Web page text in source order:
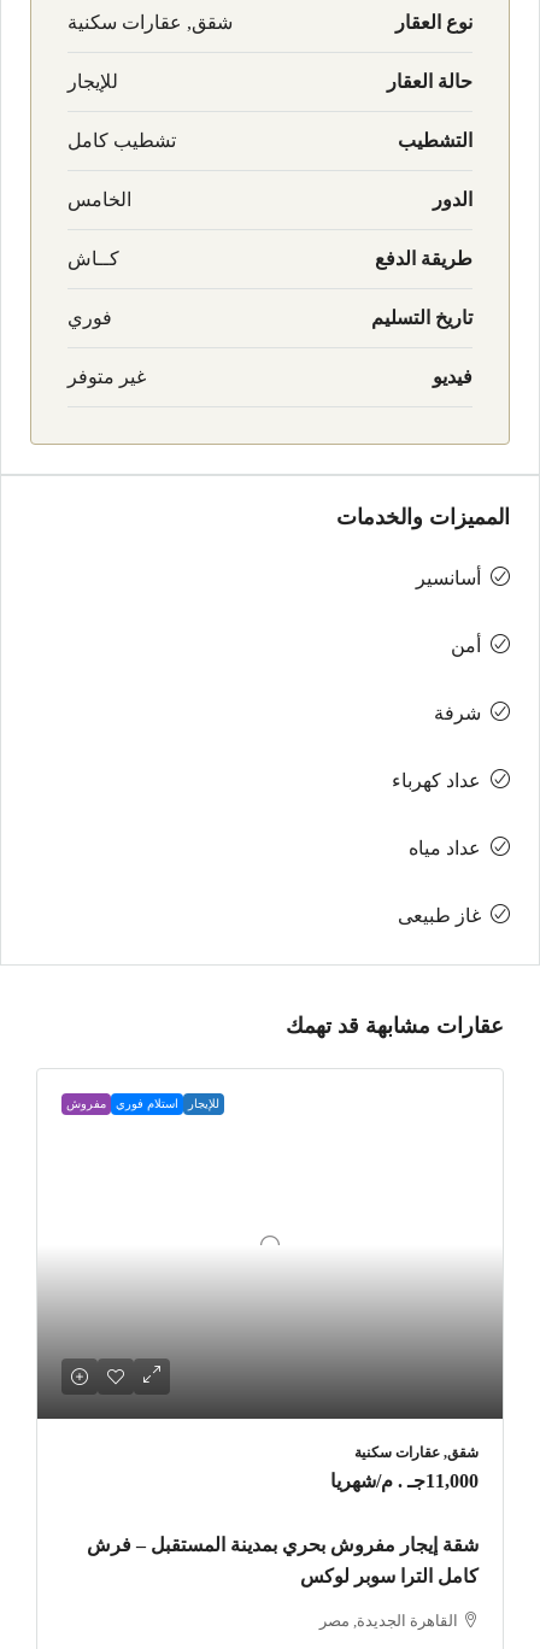
نوع العقار شقق, عقارات سكنية
حالة العقار للإيجار
التشطيب تشطيب كامل
الدور الخامس
طريقة الدفع كــاش
تاريخ التسليم فوري
فيديو غير متوفر
المميزات والخدمات
أسانسير
أمن
شرفة
عداد كهرباء
عداد مياه
غاز طبيعى
عقارات مشابهة قد تهمك
للإيجار استلام فوري مفروش
شقق, عقارات سكنية
11,000جـ . م /شهريا
شقة إيجار مفروش بحري بمدينة المستقبل – فرش
كامل الترا سوبر لوكس
القاهرة الجديدة, مصر